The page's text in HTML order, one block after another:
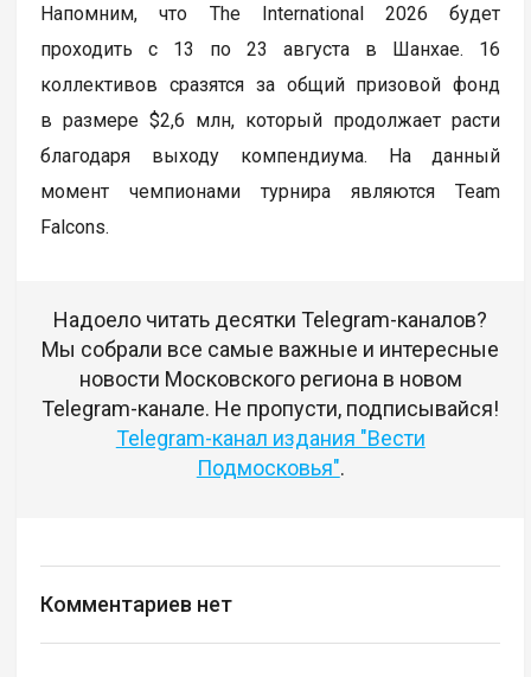
Напомним, что The International 2026 будет
проходить с 13 по 23 августа в Шанхае. 16
коллективов сразятся за общий призовой фонд
в размере $2,6 млн, который продолжает расти
благодаря выходу компендиума. На данный
момент чемпионами турнира являются Team
Falcons.
Надоело читать десятки Telegram-каналов?
Мы собрали все самые важные и интересные
новости Московского региона в новом
Telegram-канале. Не пропусти, подписывайся!
Telegram-канал издания "Вести
Подмосковья".
Комментариев нет